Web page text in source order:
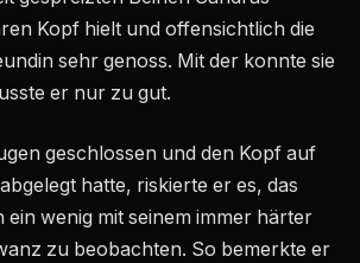
Kopf hielt und offensichtlich die
sehr genoss. Mit der konnte sie
er nur zu gut.
geschlossen und den Kopf auf
hatte, riskierte er es, das
ein wenig mit seinem immer härter
zu beobachten. So bemerkte er